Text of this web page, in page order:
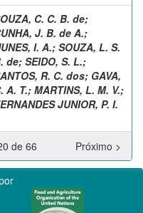
C. C. B. de;
J. B. de A.;
I. A.; SOUZA, L. S.
de; SEIDO, S. L.;
R. C. dos; GAVA,
A. T.; MARTINS, L. M. V.;
JUNIOR, P. I.
de 66 Próximo >